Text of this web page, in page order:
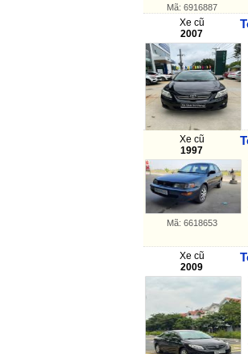
Mã: 6916887
Xe cũ
2007
Mã: 6895523
Xe cũ
1997
Mã: 6618653
Xe cũ
2009